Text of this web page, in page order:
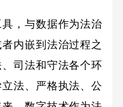
，与数据作为法治
内嵌到法治过程之
司法和守法各个环
法、严格执法、公